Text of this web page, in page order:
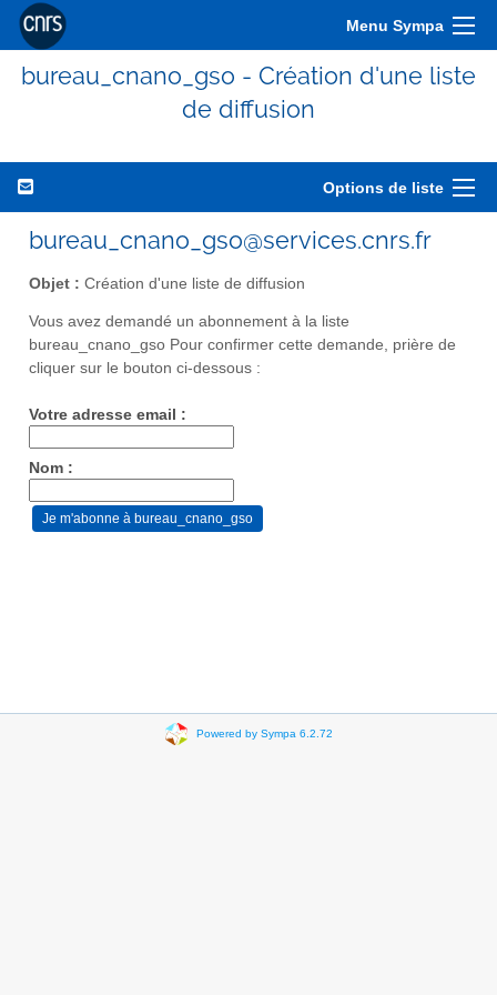
Menu Sympa
bureau_cnano_gso - Création d'une liste
de diffusion
Options de liste
bureau_cnano_gso@services.cnrs.fr
Objet : Création d'une liste de diffusion
Vous avez demandé un abonnement à la liste
bureau_cnano_gso Pour confirmer cette demande, prière de
cliquer sur le bouton ci-dessous :
Votre adresse email :
Nom :
Powered by Sympa 6.2.72